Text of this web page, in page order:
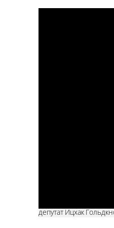
депутат Ицхак